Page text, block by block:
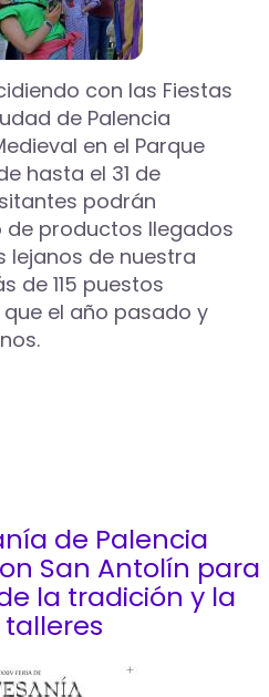
con las Fiestas
de Palencia
en el Parque
hasta el 31 de
podrán
productos llegados
lejanos de nuestra
de 115 puestos
el año pasado y
de Palencia
San Antolín para
la tradición y la